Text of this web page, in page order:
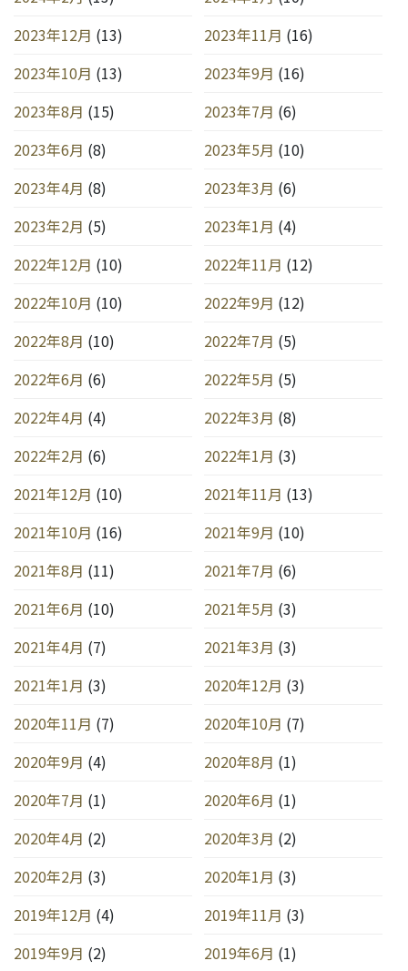
2023年12月 (13) 2023年11月 (16)
2023年10月 (13) 2023年9月 (16)
2023年8月 (15) 2023年7月 (6)
2023年6月 (8) 2023年5月 (10)
2023年4月 (8) 2023年3月 (6)
2023年2月 (5) 2023年1月 (4)
2022年12月 (10) 2022年11月 (12)
2022年10月 (10) 2022年9月 (12)
2022年8月 (10) 2022年7月 (5)
2022年6月 (6) 2022年5月 (5)
2022年4月 (4) 2022年3月 (8)
2022年2月 (6) 2022年1月 (3)
2021年12月 (10) 2021年11月 (13)
2021年10月 (16) 2021年9月 (10)
2021年8月 (11) 2021年7月 (6)
2021年6月 (10) 2021年5月 (3)
2021年4月 (7) 2021年3月 (3)
2021年1月 (3) 2020年12月 (3)
2020年11月 (7) 2020年10月 (7)
2020年9月 (4) 2020年8月 (1)
2020年7月 (1) 2020年6月 (1)
2020年4月 (2) 2020年3月 (2)
2020年2月 (3) 2020年1月 (3)
2019年12月 (4) 2019年11月 (3)
2019年9月 (2) 2019年6月 (1)